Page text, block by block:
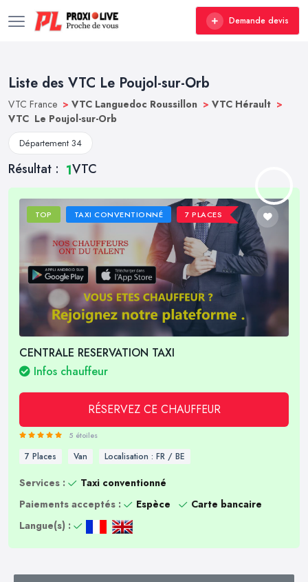
Demande devis
Liste des VTC Le Poujol-sur-Orb
VTC France > VTC Languedoc Roussillon > VTC Hérault >
VTC Le Poujol-sur-Orb
Département 34
Résultat : 1VTC
TOP TAXI CONVENTIONNÉ 7 PLACES
CENTRALE RESERVATION TAXI
Infos chauffeur
RÉSERVEZ CE CHAUFFEUR
5 étoiles
7 Places Van Localisation : FR / BE
Services :
Taxi conventionné
Paiements acceptés :
Espèce
Carte bancaire
Langue(s) :